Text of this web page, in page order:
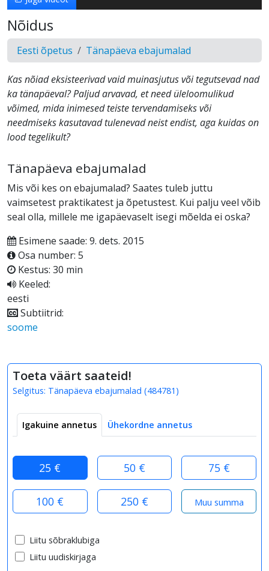
Nõidus
Eesti õpetus Tänapäeva ebajumalad
Kas nõiad eksisteerivad vaid muinasjutus või tegutsevad nad
ka tänapäeval? Paljud arvavad, et need üleloomulikud
võimed, mida inimesed teiste tervendamiseks või
needmiseks kasutavad tulenevad neist endist, aga kuidas on
lood tegelikult?
Tänapäeva ebajumalad
Mis või kes on ebajumalad? Saates tuleb juttu
vaimsetest praktikatest ja õpetustest. Kui palju veel võib
seal olla, millele me igapäevaselt isegi mõelda ei oska?
Esimene saade: 9. dets. 2015
Osa number: 5
Kestus: 30 min
Keeled:
eesti
Subtiitrid:
soome
Toeta väärt saateid!
Selgitus: Tänapäeva ebajumalad (484781 )
Igakuine annetus Ühekordne annetus
25 € 50 € 75 €
100 € 250 €
Liitu sõbraklubiga
Liitu uudiskirjaga